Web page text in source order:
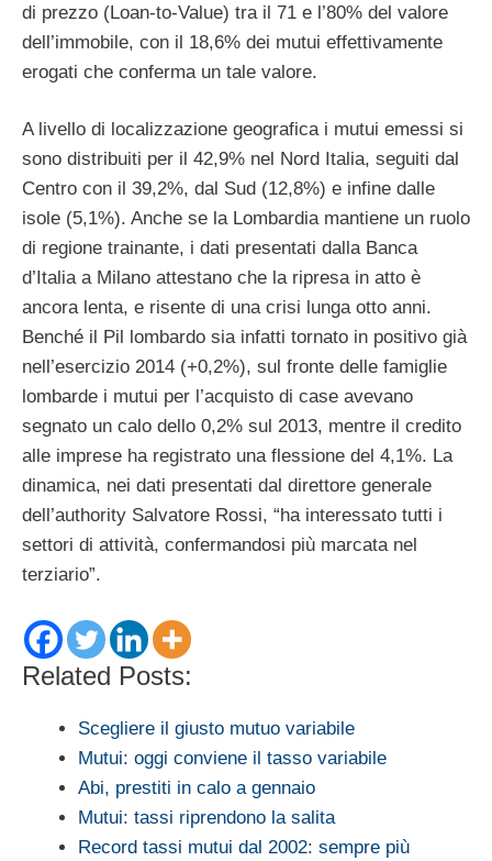
di prezzo (Loan-to-Value) tra il 71 e l’80% del valore
dell’immobile, con il 18,6% dei mutui effettivamente
erogati che conferma un tale valore.
A livello di localizzazione geografica i mutui emessi si
sono distribuiti per il 42,9% nel Nord Italia, seguiti dal
Centro con il 39,2%, dal Sud (12,8%) e infine dalle
isole (5,1%). Anche se la Lombardia mantiene un ruolo
di regione trainante, i dati presentati dalla Banca
d’Italia a Milano attestano che la ripresa in atto è
ancora lenta, e risente di una crisi lunga otto anni.
Benché il Pil lombardo sia infatti tornato in positivo già
nell’esercizio 2014 (+0,2%), sul fronte delle famiglie
lombarde i mutui per l’acquisto di case avevano
segnato un calo dello 0,2% sul 2013, mentre il credito
alle imprese ha registrato una flessione del 4,1%. La
dinamica, nei dati presentati dal direttore generale
dell’authority Salvatore Rossi, “ha interessato tutti i
settori di attività, confermandosi più marcata nel
terziario”.
Related Posts:
Scegliere il giusto mutuo variabile
Mutui: oggi conviene il tasso variabile
Abi, prestiti in calo a gennaio
Mutui: tassi riprendono la salita
Record tassi mutui dal 2002: sempre più